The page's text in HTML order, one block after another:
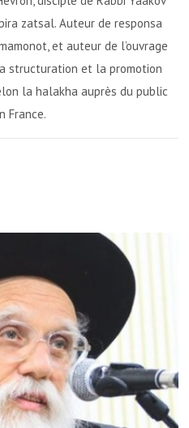
zatsal. Auteur de responsa
et auteur de l’ouvrage
structuration et la promotion
la halakha auprès du public
France.